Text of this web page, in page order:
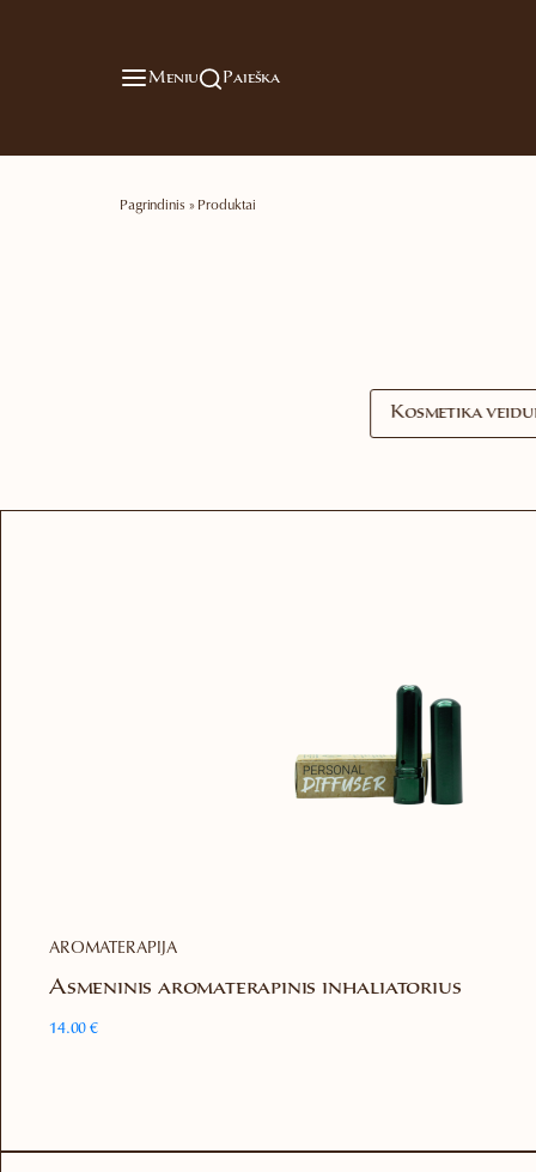
Meniu Paieška
Pagrindinis » Produktai
Kosmetika
AROMATERAPIJA
Asmeninis aromaterapinis inhaliatorius
14.00€